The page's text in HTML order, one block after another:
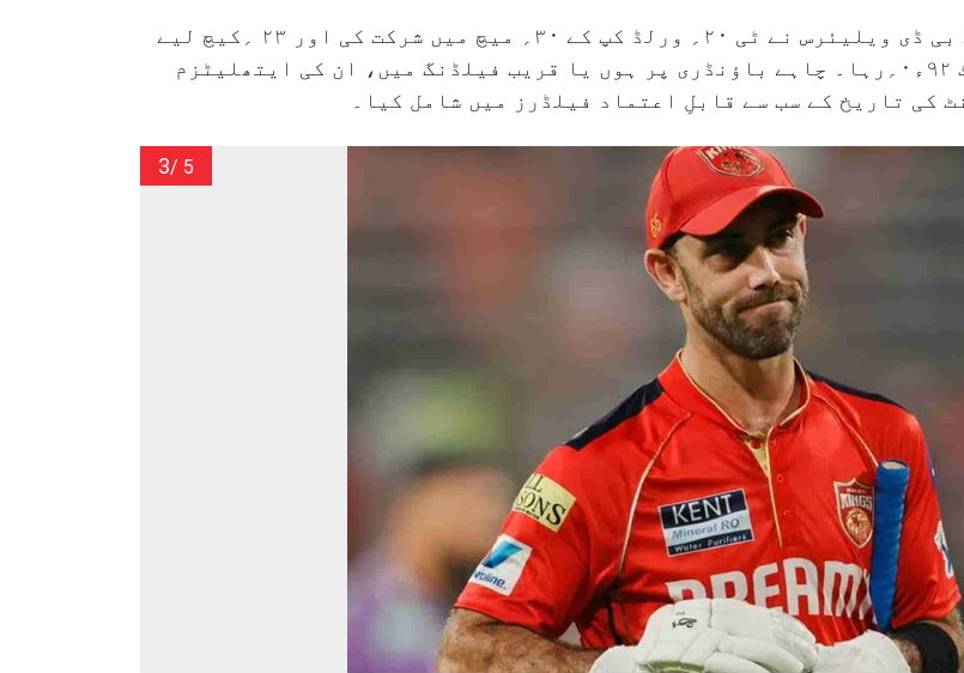
اے بی ڈی ویلیئرس (جنوبی افریقہ):اے بی ڈی ویلیئرس نے ٹی ۲۰؍ ورلڈ کپ کے ۳۰؍ میچ میں شرکت کی اور ۲۳ ؍کیچ لیے
جبکہ ان کا شاندار کیچ فی اننگز ریٹ ۹۲ء۰؍رہا۔ چاہے باؤنڈری پر ہوں یا قریب فیلڈنگ میں، ان کی ایتھلیٹزم
کی تاریخ کے سب سے قابلِ اعتماد فیلڈرز میں شامل کیا۔
3/ 5